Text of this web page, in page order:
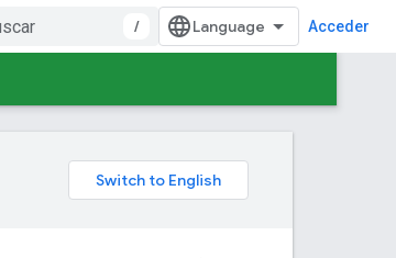
/ Acceder